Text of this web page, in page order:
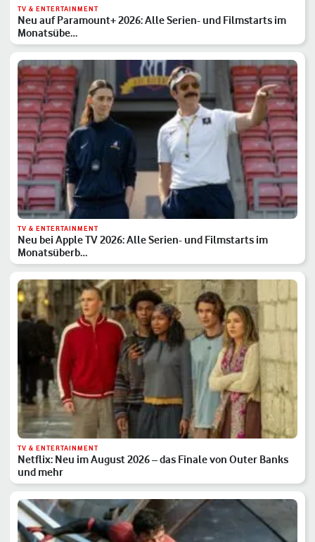
TV & ENTERTAINMENT
Neu auf Paramount+ 2026: Alle Serien- und Filmstarts im
Monatsübe…
TV & ENTERTAINMENT
Neu bei Apple TV 2026: Alle Serien- und Filmstarts im
Monatsüberb…
TV & ENTERTAINMENT
Netflix: Neu im August 2026 – das Finale von Outer Banks
und mehr